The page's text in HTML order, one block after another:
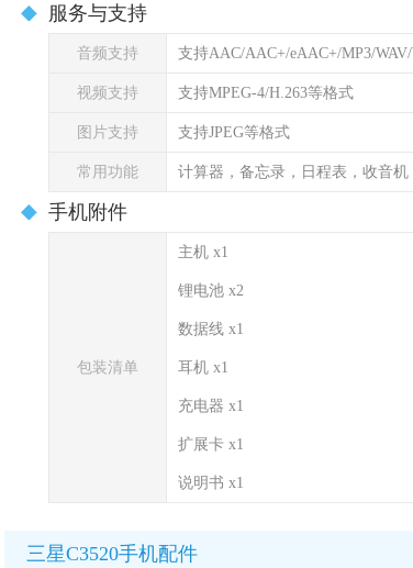
服务与支持
音频支持 支持AAC/AAC+/eAAC+/MP3/
视频支持 支持MPEG-4/H.263等格式
图片支持 支持JPEG等格式
常用功能 计算器，备忘录，日程表，收音
手机附件
包装清单
主机 x1
锂电池 x2
数据线 x1
耳机 x1
充电器 x1
扩展卡 x1
说明书 x1
三星C3520手机配件